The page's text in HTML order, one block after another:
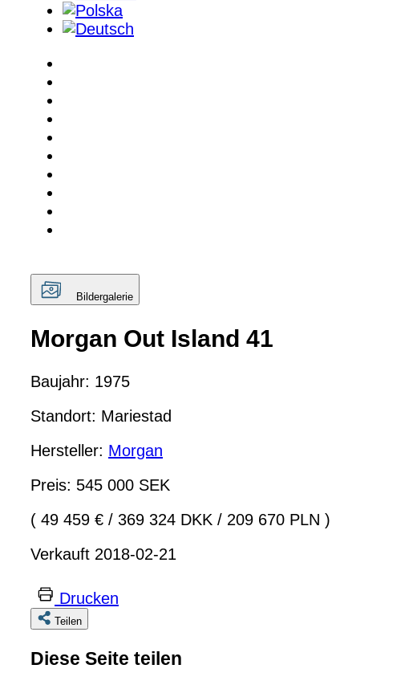
Bildergalerie
Morgan Out Island 41
Baujahr: 1975
Standort: Mariestad
Hersteller: Morgan
Preis: 545 000 SEK
( 49 459 € / 369 324 DKK / 209 670 PLN )
Verkauft 2018-02-21
Drucken
Teilen
Diese Seite teilen